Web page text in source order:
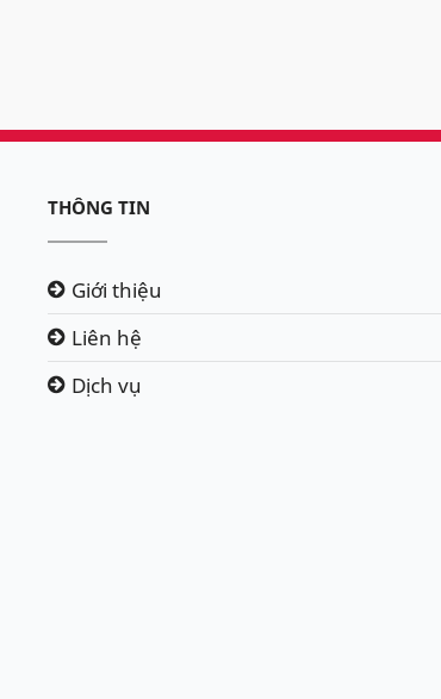
THÔNG TIN
Giới thiệu
Liên hệ
Dịch vụ